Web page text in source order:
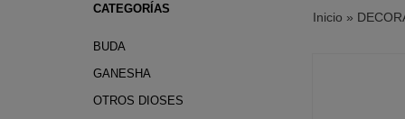
CATEGORÍAS
BUDA
GANESHA
OTROS DIOSES
Inicio »